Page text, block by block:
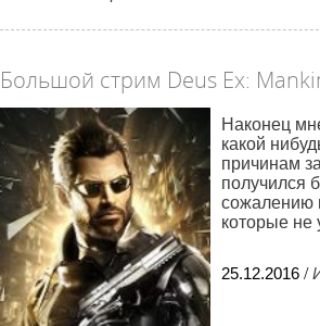
Большой стрим Deus Ex:
Наконец
какой
причинам
получился
сожалению
которые не
25.12.2016 /